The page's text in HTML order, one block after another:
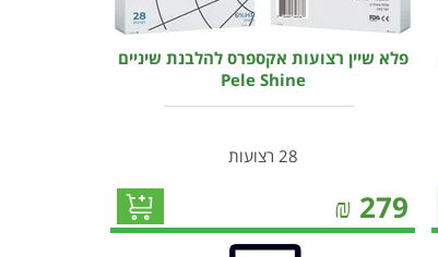
פלא שיין רצועות אקספרס להלבנת שיניים
Pele Shine
28 רצועות
279
₪